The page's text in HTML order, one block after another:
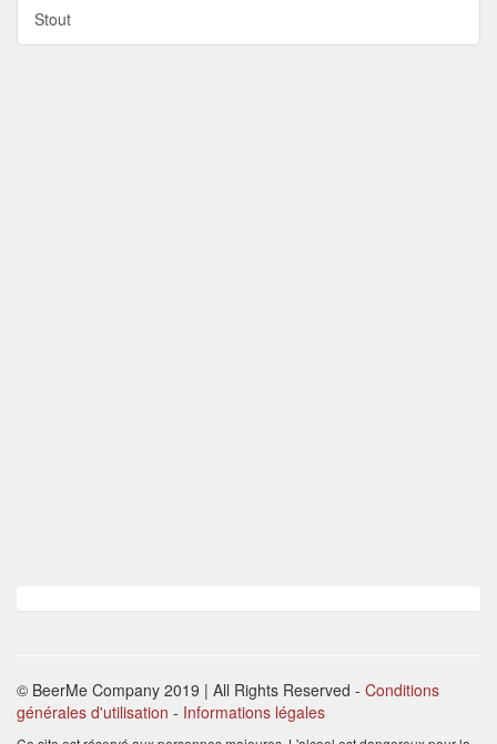
Stout
© BeerMe Company 2019 | All Rights Reserved - Conditions
générales d'utilisation - Informations légales